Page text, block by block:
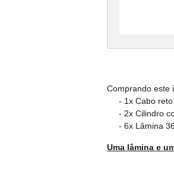
Comprando este
- 1x Cabo reto
- 2x Cilindro
- 6x Lâmina
Uma lâmina e